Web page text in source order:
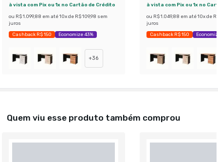
à vista com Pix ou 1x no Cartão de Crédito
ou R$ 1.099,88 em até 10x de R$ 109,98 sem
juros
Cashback R$ 150 Economize 43%
+36
à vista com Pix ou 1x no
ou R$ 1.049,88 em até 10x de
juros
Cashback R$ 150
Quem viu esse produto também comprou